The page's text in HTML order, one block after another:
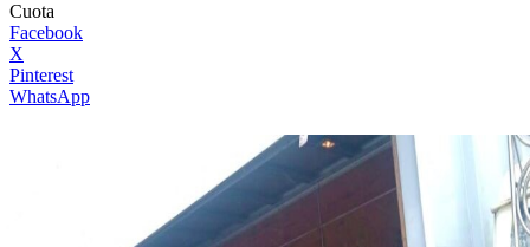
Cuota
Facebook
X
Pinterest
WhatsApp